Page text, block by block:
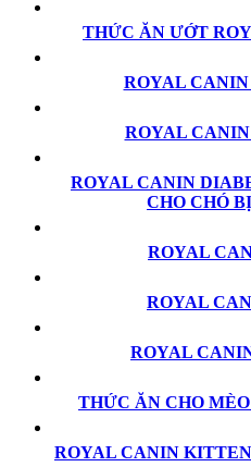
THỨC ĂN ƯỚT
ROYAL
ROYAL
ROYAL CANIN
CHO CHÓ
ROYAL
ROYAL
ROYAL
THỨC ĂN CHO
ROYAL CANIN